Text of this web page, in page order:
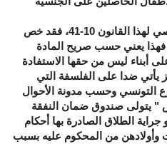
بقي لنا فيما يخص الجانب الشخصي لهذا القانون 10-41، فقد خص
فهذا يعني حسب صريح المادة
على أبناء ليس من حقها الاستفادة
يأتي ضدا على الفلسفة التي
التونسي وحسب مدونة الأحوال
خصوصا الفصل 53 ينص " يتولى صندوق ضمان النفقة
جراية الطلاق الصادرة بها أحكام
وأولادهن من المحكوم عليه بسبب